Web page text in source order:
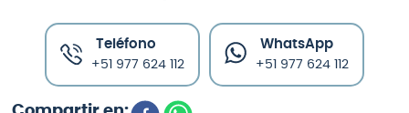
Teléfono
+51 977 624 112
WhatsApp
+51 977 624 112